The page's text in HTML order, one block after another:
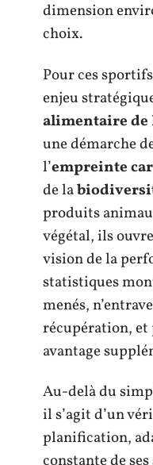
dimension
choix.
Pour ces
enjeu
alimentaire de
une démarche
l’empreinte
de la
produits
végétal, ils
vision de la
statistiques
menés,
récupération,
avantage
Au-delà du
il s’agit d’un
planification,